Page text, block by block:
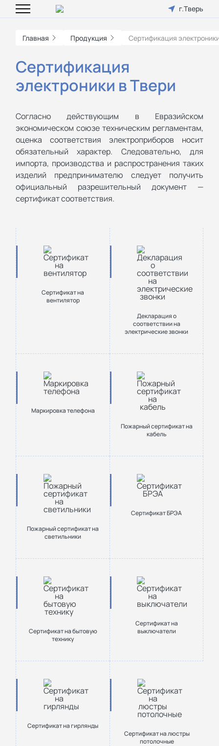
г.Тверь
Главная Продукция Сертификация
Сертификация
электроники в Твери
Согласно действующим в Евразийском
экономическом союзе техническим регламентам,
оценка соответствия электроприборов носит
обязательный характер. Следовательно, для
импорта, производства и распространения таких
изделий предпринимателю следует получить
официальный разрешительный документ —
сертификат соответствия.
Cертификат на
вентилятор
Декларация о
соответствии на
электрические звонки
Маркировка телефона
Пожарный сертификат на
кабель
Пожарный сертификат на
светильники
Сертификат БРЭА
Сертификат на бытовую
технику
Сертификат на
выключатели
Сертификат на гирлянды
Сертификат на люстры
потолочные